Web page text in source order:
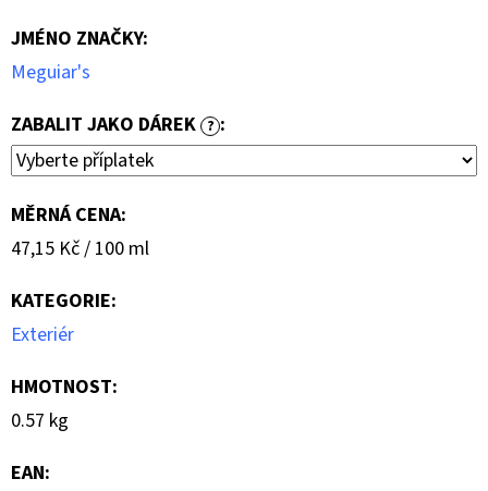
JMÉNO ZNAČKY:
Meguiar's
ZABALIT JAKO DÁREK ? :
MĚRNÁ CENA:
Měrná
47,15 Kč / 100 ml
KATEGORIE:
Exteriér
HMOTNOST:
0.57 kg
EAN: